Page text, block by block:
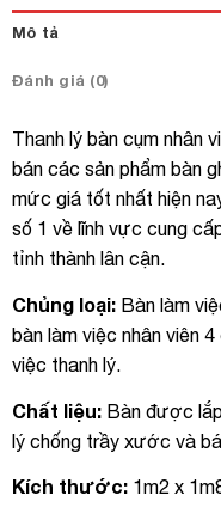
Mô tả
Đánh giá (0)
Thanh lý bàn cụm nhân
bán các sản phẩm bàn
mức giá tốt nhất hiện
số 1 về lĩnh vực cung
tỉnh thành lân cận.
Chủng loại: Bàn làm
bàn làm việc nhân viên
việc thanh lý.
Chất liệu: Bàn được
lý chống trầy xước và
Kích thước: 1m2 x